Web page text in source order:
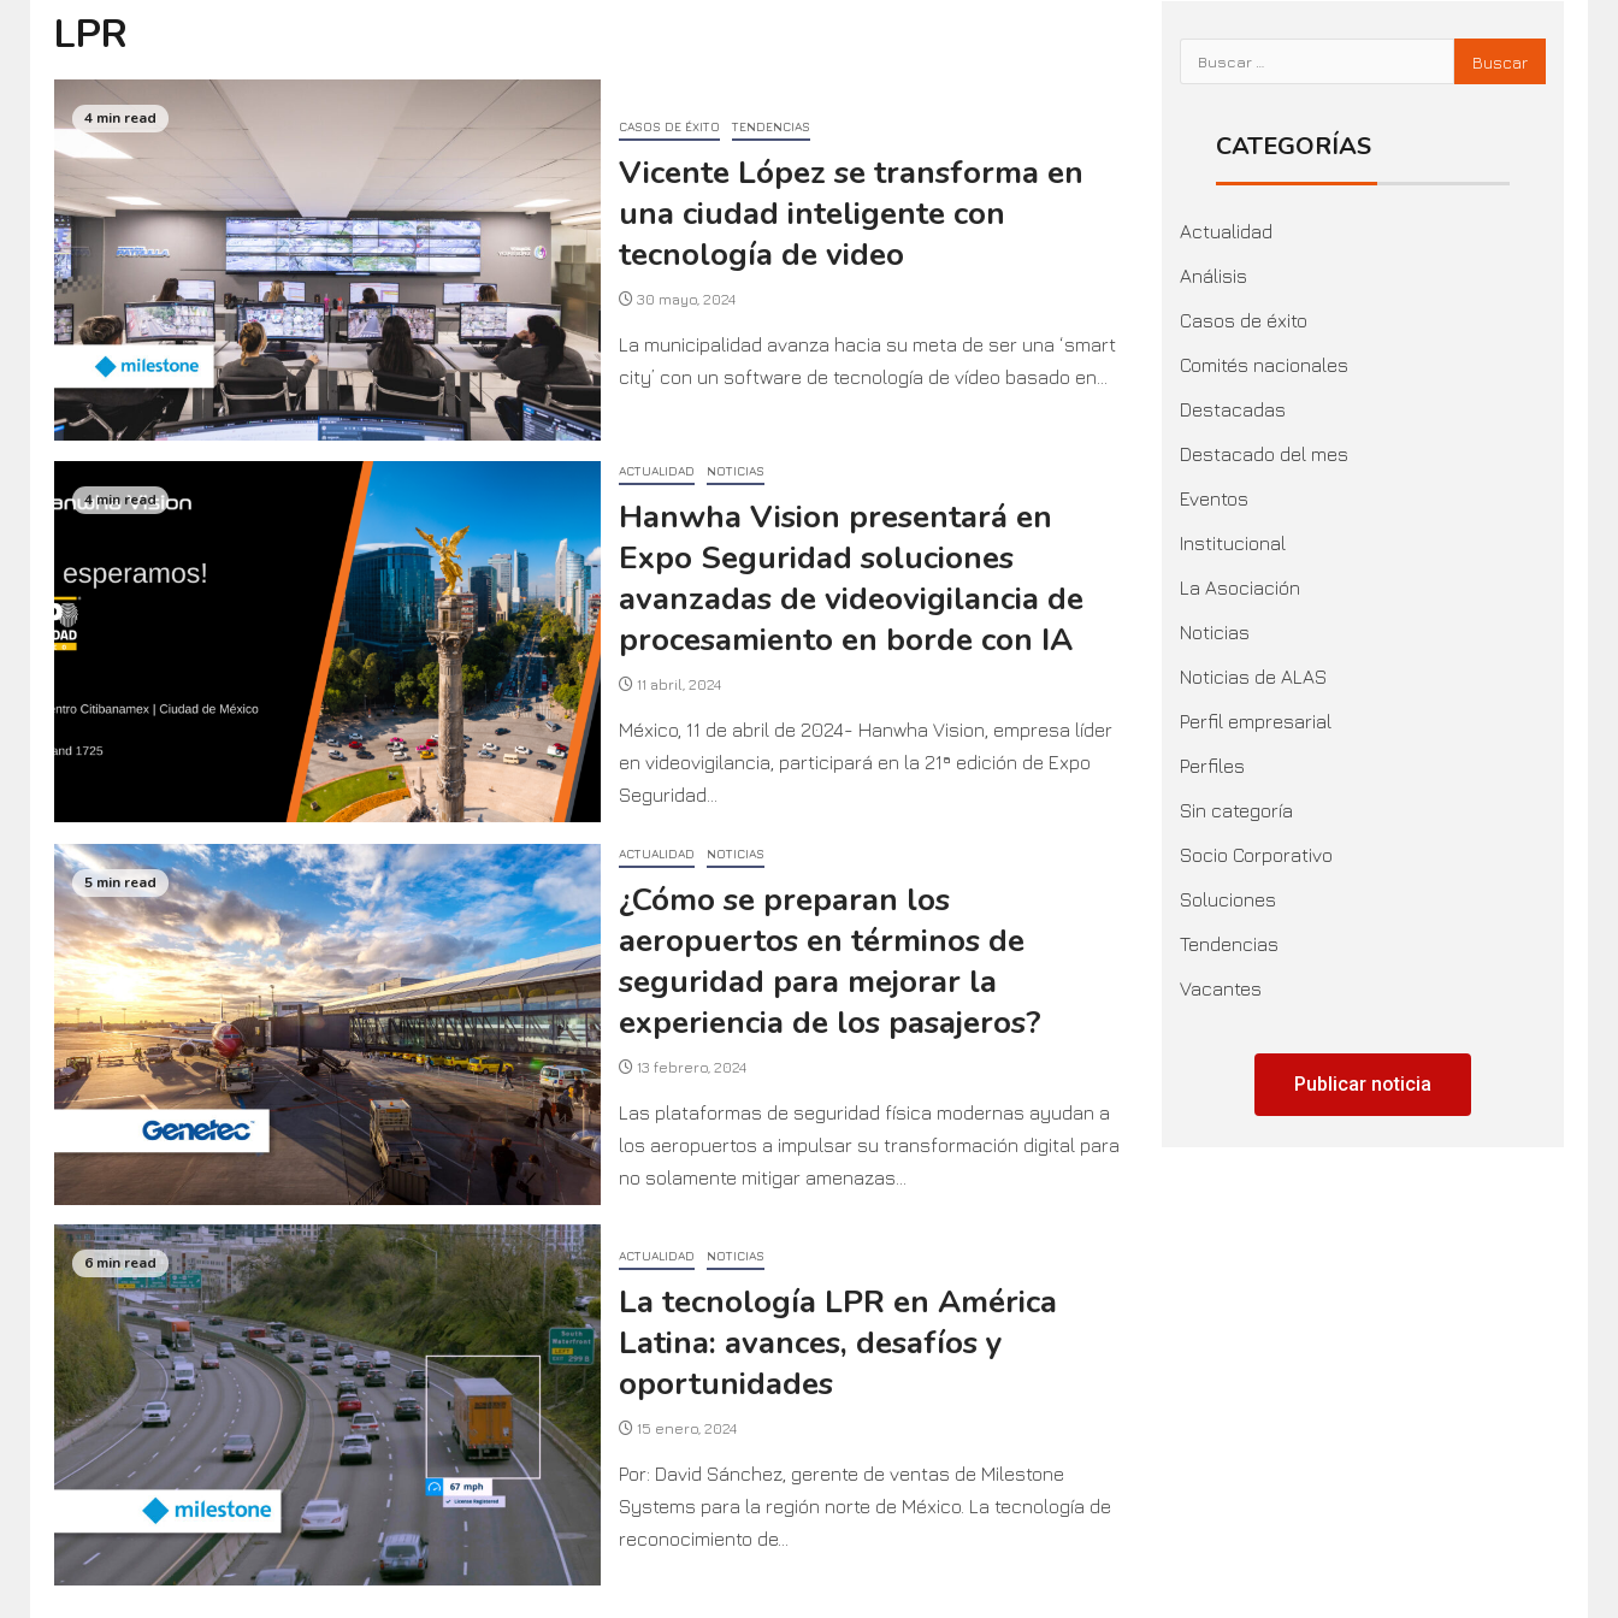
LPR
4 min read CASOS DE ÉXITO TENDENCIAS
Vicente López se transforma en
una ciudad inteligente con
tecnología de video
30 mayo, 2024
La municipalidad avanza hacia su meta de ser una ‘smart
city’ con un software de tecnología de vídeo basado en...
4 min read
ACTUALIDAD NOTICIAS
Hanwha Vision presentará en
Expo Seguridad soluciones
avanzadas de videovigilancia de
procesamiento en borde con IA
11 abril, 2024
México, 11 de abril de 2024- Hanwha Vision, empresa líder
en videovigilancia, participará en la 21ª edición de Expo
Seguridad...
5 min read
ACTUALIDAD NOTICIAS
¿Cómo se preparan los
aeropuertos en términos de
seguridad para mejorar la
experiencia de los pasajeros?
13 febrero, 2024
Las plataformas de seguridad física modernas ayudan a
los aeropuertos a impulsar su transformación digital para
no solamente mitigar amenazas...
6 min read ACTUALIDAD NOTICIAS
La tecnología LPR en América
Latina: avances, desafíos y
oportunidades
15 enero, 2024
Por: David Sánchez, gerente de ventas de Milestone
Systems para la región norte de México. La tecnología de
reconocimiento de...
CATEGORÍAS
Actualidad
Análisis
Casos de éxito
Comités nacionales
Destacadas
Destacado del mes
Eventos
Institucional
La Asociación
Noticias
Noticias de ALAS
Perfil empresarial
Perfiles
Sin categoría
Socio Corporativo
Soluciones
Tendencias
Vacantes
Publicar noticia